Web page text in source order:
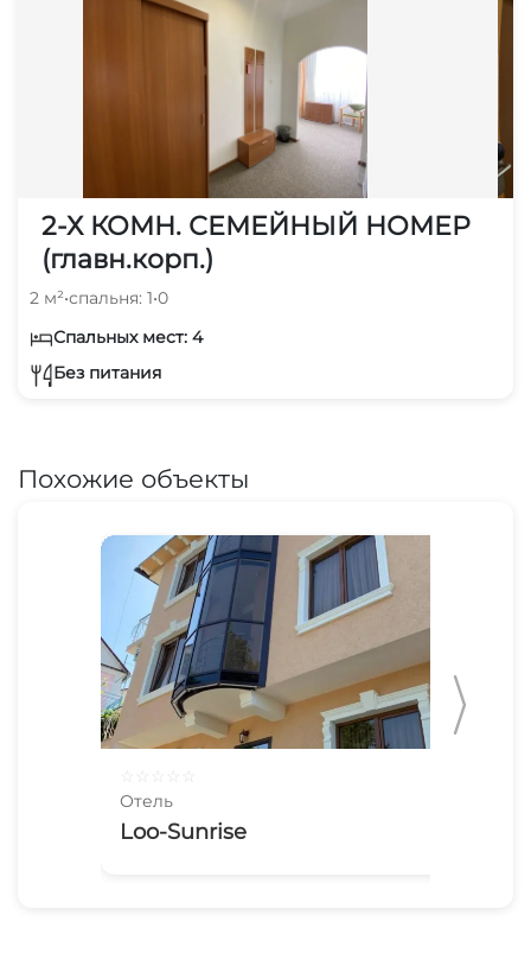
2-Х КОМН. СЕМЕЙНЫЙ НОМЕР
(главн.корп.)
2 м²•спальня: 1•0
Спальных мест: 4
Без питания
Похожие объекты
Отель
Loo-Sunrise